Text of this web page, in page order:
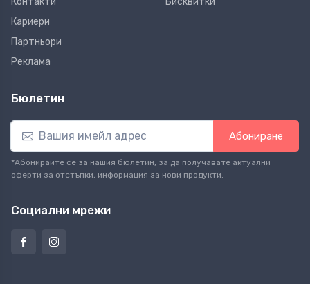
Кариери
Партньори
Реклама
Бюлетин
Абониране
*Абонирайте се за нашия бюлетин, за да получавате актуални
оферти за отстъпки, информация за нови продукти.
Социални мрежи